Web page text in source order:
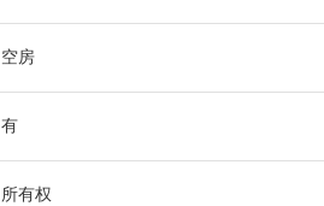
空房
有
所有权